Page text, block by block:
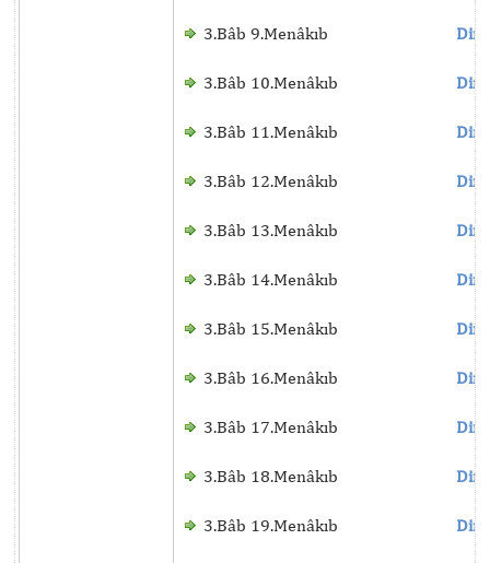
3.Bâb 9.Menâkıb
3.Bâb 10.Menâkıb
3.Bâb 11.Menâkıb
3.Bâb 12.Menâkıb
3.Bâb 13.Menâkıb
3.Bâb 14.Menâkıb
3.Bâb 15.Menâkıb
3.Bâb 16.Menâkıb
3.Bâb 17.Menâkıb
3.Bâb 18.Menâkıb
3.Bâb 19.Menâkıb